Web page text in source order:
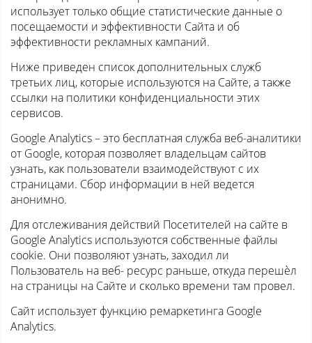
использует только общие статистические данные о
посещаемости и эффективности Сайта и об
эффективности рекламных кампаний.
Ниже приведен список дополнительных служб
третьих лиц, которые используются на Сайте, а также
ссылки на политики конфиденциальности этих
сервисов.
Google Analytics – это бесплатная служба веб-аналитики
от Google, которая позволяет владельцам сайтов
узнать, как пользователи взаимодействуют с их
страницами. Сбор информации в ней ведется
анонимно.
Для отслеживания действий Посетителей на сайте в
Google Analytics используются собственные файлы
cookie. Они позволяют узнать, заходил ли
Пользователь на веб- ресурс раньше, откуда перешѐл
на страницы на Сайте и сколько времени там провел.
Сайт использует функцию ремаркетинга Google
Analytics.